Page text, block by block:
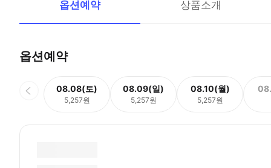
옵션예약 상품소개
옵션예약
08.08(토)
5,257원
08.09(일)
5,257원
08.10(월)
5,257원